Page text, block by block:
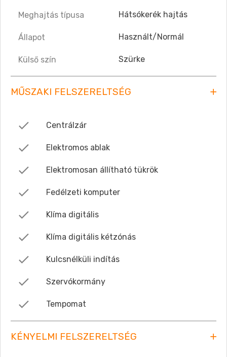
Meghajtás típusa Hátsókerék hajtás
Állapot Használt/Normál
Külső szín Szürke
MŰSZAKI FELSZERELTSÉG
Centrálzár
Elektromos ablak
Elektromosan állítható tükrök
Fedélzeti komputer
Klíma digitális
Klíma digitális kétzónás
Kulcsnélküli indítás
Szervókormány
Tempomat
KÉNYELMI FELSZERELTSÉG